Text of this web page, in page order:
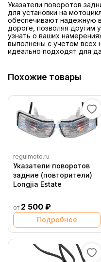
Указатели поворотов
для установки на
обеспечивают надежную
дороге, позволяя другим
узнать о ваших
выполнены с учетом всех
идеально подходят для
Похожие товары
regulmoto.ru
Указатели поворотов
задние (повторители)
Longjia Estate
от 2 500 ₽
Подробнее